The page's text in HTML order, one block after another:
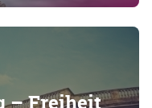
– Freiheit